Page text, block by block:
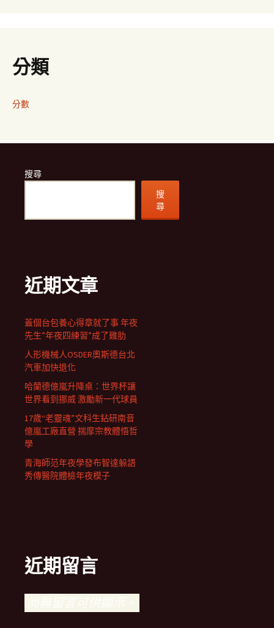
分類
分數
搜尋
搜
尋
近期文章
蓋個台包養心得章就了事 年夜
先生”年夜四練習”成了雞肋
人形機械人OSDER奧斯德台北
汽車加快退化
哈蘭德億嵐升降桌：世界杯讓
世界看到挪威 激勵新一代球員
17歲“老靈魂”文科生鉆研南音
億嵐工廠直營 揣摩宗教體悟哲
學
青海師范年夜學發布智達躲語
秀傳醫院體檢年夜模子
近期留言
尚無留言可供顯示。